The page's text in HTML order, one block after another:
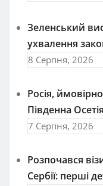
Зеленський
ухвалення
8 Серпня, 2026
Росія,
Південна Осетія
7 Серпня, 2026
Розпочався
Сербії: перші